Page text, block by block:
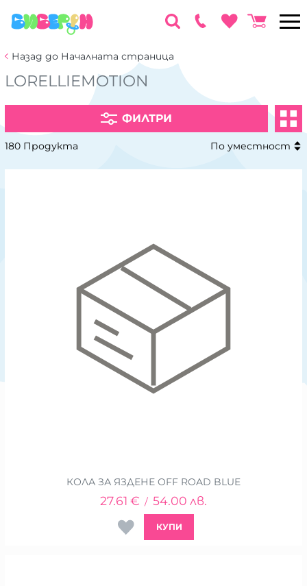
Назад до Началната страница
LORELLIEMOTION
ФИЛТРИ
180 Продукта По уместност
КОЛА ЗА ЯЗДЕНЕ OFF ROAD BLUE
27.61 € / 54.00 лв.
КУПИ